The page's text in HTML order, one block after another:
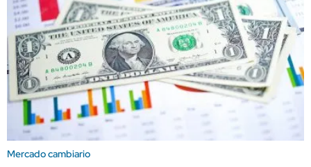
Mercado cambiario